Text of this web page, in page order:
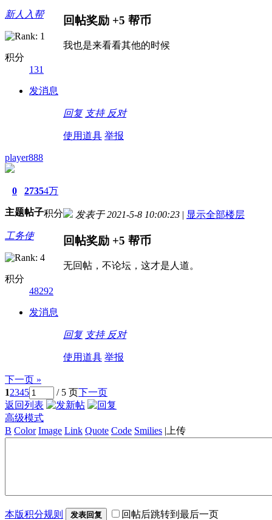
新人入帮
积分
131
发消息
回帖奖励 +5 帮币
我也是来看看其他的时候
回复 支持 反对
使用道具 举报
player888
0
主题
2735
帖子
4万
积分
工务使
积分
48292
发消息
发表于 2021-5-8 10:00:23 | 显示全部楼层
回帖奖励 +5 帮币
无回帖，不论坛，这才是人道。
回复 支持 反对
使用道具 举报
下一页 »
12345 / 5 页下一页
返回列表
高级模式
B Color Image Link Quote Code Smilies | 上传
本版积分规则 发表回复 回帖后跳转到最后一页